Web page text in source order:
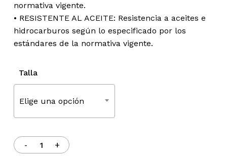
normativa vigente.
• RESISTENTE AL ACEITE: Resistencia a aceites e
hidrocarburos según lo especificado por los
estándares de la normativa vigente.
Talla
Elige una opción